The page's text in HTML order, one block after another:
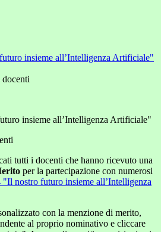
insieme all’Intelligenza Artificiale"
insieme all’Intelligenza Artificiale"
tutti i docenti che hanno ricevuto una
per la partecipazione con numerosi
"Il nostro futuro insieme all’Intelligenza
con la menzione di merito,
al proprio nominativo e cliccare